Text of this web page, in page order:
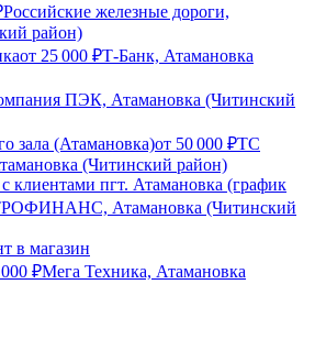
Российские железные дороги,
район)
от 25 000 ₽Т-Банк, Атамановка
ПЭК, Атамановка (Читинский
зала (Атамановка)от 50 000 ₽ТС
(Читинский район)
клиентами пгт. Атамановка (график
Атамановка (Читинский
в магазин
₽Мега Техника, Атамановка